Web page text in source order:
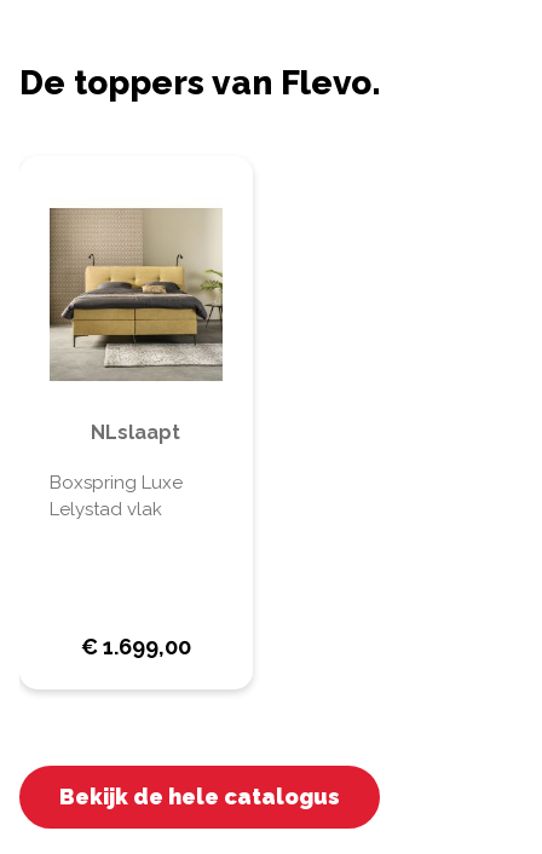
De toppers van Flevo.
NLslaapt
Boxspring Luxe
Lelystad vlak
€1.699,00
Bekijk de hele catalogus